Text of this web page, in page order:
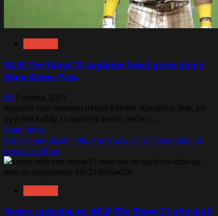
MLB The Show 21 najdeme hned první den v
Xbox Game Pass
Jiří2 dubna, 2021
Vypustit tuto novinku někdo během včerejšího dne, asi
by ji měl každý za aprílový žertík, jenže o...
Read MoreRead
more
about
MLB
The
Konec spekulacím. MLB The Show 21 oficiálně také na
konzolích Xbox
Konec spekulacím. MLB The Show 21 oficiálně